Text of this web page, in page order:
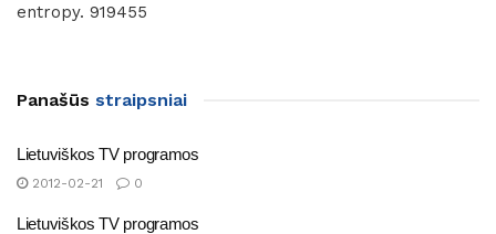
entropy. 919455
Panašūs straipsniai
Lietuviškos TV programos
2012-02-21 0
Lietuviškos TV programos